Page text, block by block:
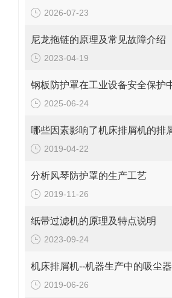
2026-07-23
尼龙拖链的原理及常见故障介绍
2023-04-19
2025-06-24
2019-04-22
分析风琴防护罩的生产工艺
2019-11-26
纸带过滤机的原理及特点说明
2023-09-24
机床排屑机--机器生产中的吸尘器
2019-06-26